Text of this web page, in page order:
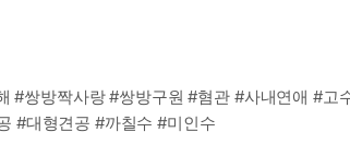
#쌍방짝사랑 #쌍방구원 #혐관 #사내연애 #
#대형견공 #까칠수 #미인수